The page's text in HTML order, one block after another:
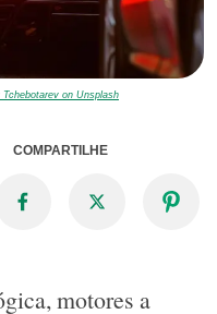
Tchebotarev on Unsplash
COMPARTILHE
motores a